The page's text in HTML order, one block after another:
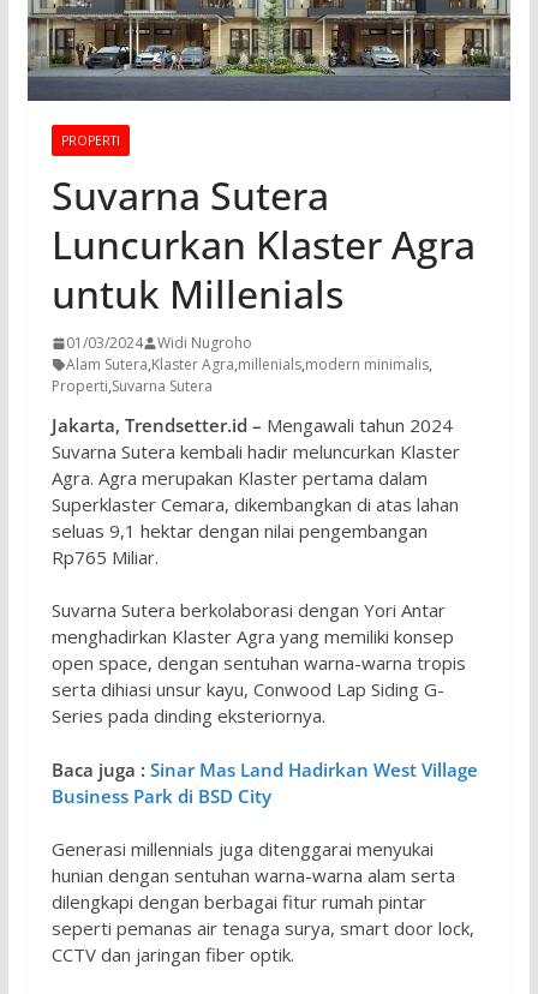
PROPERTI
Suvarna Sutera
Luncurkan Klaster Agra
untuk Millenials
01/03/2024
Widi Nugroho
Alam Sutera,Klaster Agra,millenials,modern minimalis,
Properti,Suvarna Sutera
Jakarta, Trendsetter.id – Mengawali tahun 2024
Suvarna Sutera kembali hadir meluncurkan Klaster
Agra. Agra merupakan Klaster pertama dalam
Superklaster Cemara, dikembangkan di atas lahan
seluas 9,1 hektar dengan nilai pengembangan
Rp765 Miliar.
Suvarna Sutera berkolaborasi dengan Yori Antar
menghadirkan Klaster Agra yang memiliki konsep
open space, dengan sentuhan warna-warna tropis
serta dihiasi unsur kayu, Conwood Lap Siding G-
Series pada dinding eksteriornya.
Baca juga : Sinar Mas Land Hadirkan West Village
Business Park di BSD City
Generasi millennials juga ditenggarai menyukai
hunian dengan sentuhan warna-warna alam serta
dilengkapi dengan berbagai fitur rumah pintar
seperti pemanas air tenaga surya, smart door lock,
CCTV dan jaringan fiber optik.